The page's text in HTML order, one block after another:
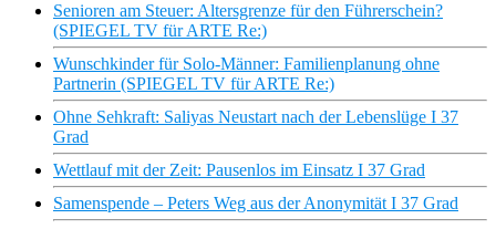
Senioren am Steuer: Altersgrenze für den Führerschein?
(SPIEGEL TV für ARTE Re:)
Wunschkinder für Solo-Männer: Familienplanung ohne
Partnerin (SPIEGEL TV für ARTE Re:)
Ohne Sehkraft: Saliyas Neustart nach der Lebenslüge I 37
Grad
Wettlauf mit der Zeit: Pausenlos im Einsatz I 37 Grad
Samenspende – Peters Weg aus der Anonymität I 37 Grad